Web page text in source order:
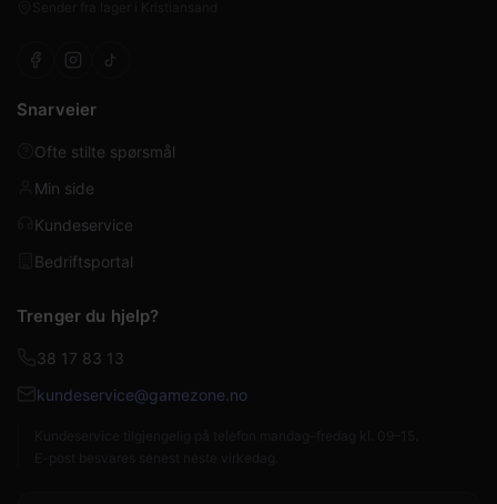
Snarveier
Ofte stilte spørsmål
Min side
Kundeservice
Bedriftsportal
Trenger du hjelp?
38 17 83 13
kundeservice@gamezone.no